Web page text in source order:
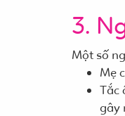
3.
Một số
Mẹ
Tắc
gây